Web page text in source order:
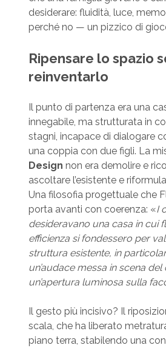
desiderare: fluidità, luce,
perché no — un pizzico di
Ripensare lo spazio
reinventarlo
Il punto di partenza era una
innegabile, ma strutturata in
stagni, incapace di dialogare
una coppia con due figli. La
Design non era demolire e
ascoltare l’esistente e
Una filosofia progettuale che
porta avanti con coerenza: «I
desideravano una casa in cui
efficienza si fondessero per
struttura esistente, in
un’audace messa in scena del
un’apertura luminosa sulla
Il gesto più incisivo? Il
scala, che ha liberato
piano terra, stabilendo una